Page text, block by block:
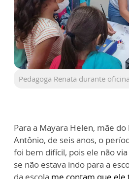
Pedagoga Renata durante
Para a Mayara Helen, mãe
Antônio, de seis anos, o
foi bem difícil, pois ele não
se não estava indo para a